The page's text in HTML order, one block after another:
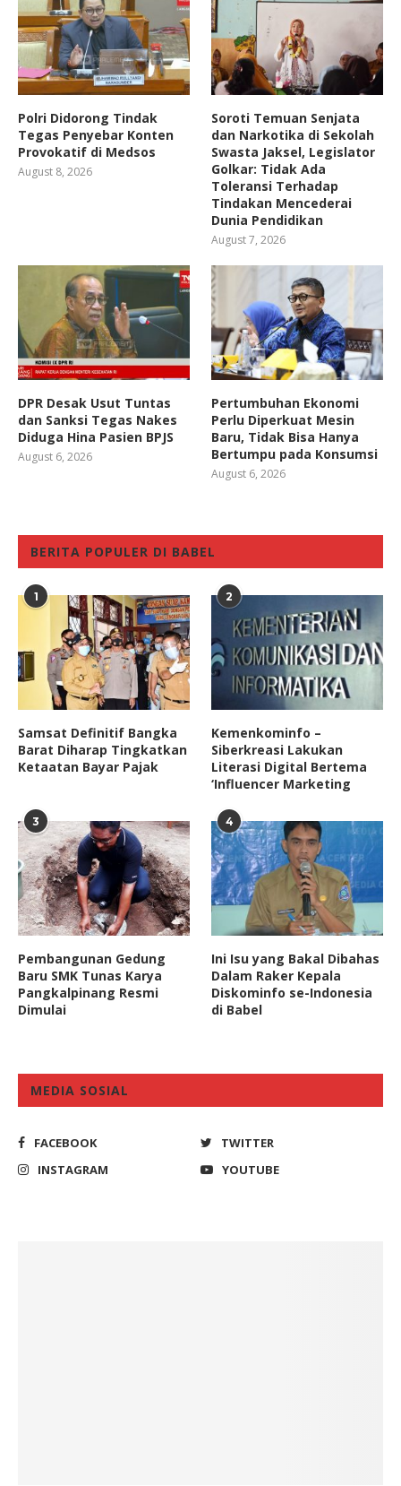
Polri Didorong Tindak
Tegas Penyebar Konten
Provokatif di Medsos
August 8, 2026
Soroti Temuan Senjata
dan Narkotika di Sekolah
Swasta Jaksel, Legislator
Golkar: Tidak Ada
Toleransi Terhadap
Tindakan Mencederai
Dunia Pendidikan
August 7, 2026
DPR Desak Usut Tuntas
dan Sanksi Tegas Nakes
Diduga Hina Pasien BPJS
August 6, 2026
Pertumbuhan Ekonomi
Perlu Diperkuat Mesin
Baru, Tidak Bisa Hanya
Bertumpu pada Konsumsi
August 6, 2026
BERITA POPULER DI BABEL
1
Samsat Definitif Bangka
Barat Diharap Tingkatkan
Ketaatan Bayar Pajak
2
Kemenkominfo –
Siberkreasi Lakukan
Literasi Digital Bertema
‘Influencer Marketing
3
Pembangunan Gedung
Baru SMK Tunas Karya
Pangkalpinang Resmi
Dimulai
4
Ini Isu yang Bakal Dibahas
Dalam Raker Kepala
Diskominfo se-Indonesia
di Babel
MEDIA SOSIAL
FACEBOOK
TWITTER
INSTAGRAM
YOUTUBE